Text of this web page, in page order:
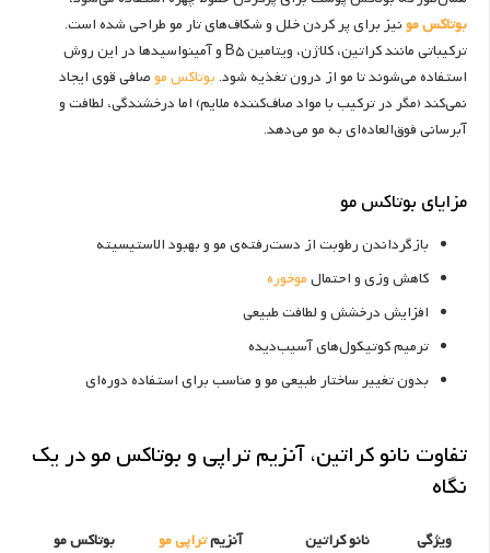
بوتاکس مونیز برای پر کردن خلل و شکاف‌های تار مو طراحی شده است.
ترکیباتی مانند کراتین، کلاژن، ویتامین B5 و آمینواسیدها در این روش
استفاده می‌شوند تا مو از درون تغذیه شود.بوتاکس موصافی قوی ایجاد
نمی‌کند (مگر در ترکیب با مواد صاف‌کننده ملایم) اما درخشندگی، لطافت و
آبرسانی فوق‌العاده‌ای به مو می‌دهد.
مزایای بوتاکس مو
بازگرداندن رطوبت از دست‌رفته‌ی مو و بهبود الاستیسیته
کاهش وزی و احتمالموخوره
افزایش درخشش و لطافت طبیعی
ترمیم کوتیکول‌های آسیب‌دیده
بدون تغییر ساختار طبیعی مو و مناسب برای استفاده دوره‌ای
تفاوت نانو کراتین، آنزیم تراپی و بوتاکس مو در یک
نگاه
ویژگی نانو کراتین آنزیمتراپی مو
بوتاکس مو